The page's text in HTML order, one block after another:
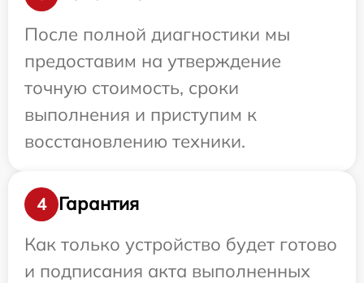
После полной диагностики мы
предоставим на утверждение
точную стоимость, сроки
выполнения и приступим к
восстановлению техники.
4
Гарантия
Как только устройство будет готово
и подписания акта выполненных